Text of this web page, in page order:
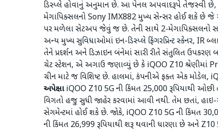
ડિસ્પ્લે હોવાનું અનુમાન છે. આ પેનલ અપવાદરૂપે તેજસ્વી છે,
મેગાપિક્સલનો Sony IMX882 મુખ્ય સેન્સર હોઈ શકે છે
પર મળેલા સેટઅપ જેવું જ છે. તેની સાથે 2-મેગાપિક્સલનો
અન્ય મુખ્ય સુવિધાઓમાં ઇન-ડિસ્પ્લે ફિંગરપ્રિન્ટ સ્કેનર, IR
તેને પ્રદર્શન અને ડિઝાઇન બંનેમાં સારી રીતે સંતુલિત ઉપકરણ
ચેટ સ્ટેશન, એ અગાઉ જણાવ્યું છે કે iQOO Z10 શ્રેણીમાં
ચીન માટે જ વિશિષ્ટ છે. હાલમાં, કંપનીએ ફક્ત એક મોડેલ,
અપેક્ષાiQOO Z10 5G ની કિંમત 25,000 રૂપિયાથી ઓછી
વિગતો હજુ સુધી જાહેર કરવામાં આવી નથી. તેમ છતાં,
સેગમેન્ટમાં હોઈ શકે છે. જોકે, iQOO Z10 5G ની કિંમત
ની કિંમત 26,999 રૂપિયાથી શરૂ થવાની ધારણા છે અને